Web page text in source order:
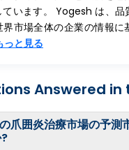
ています。 Yogesh は、品
界市場全体の企業の情報に
っと見る
Answered in
爪囲炎治療市場の予測